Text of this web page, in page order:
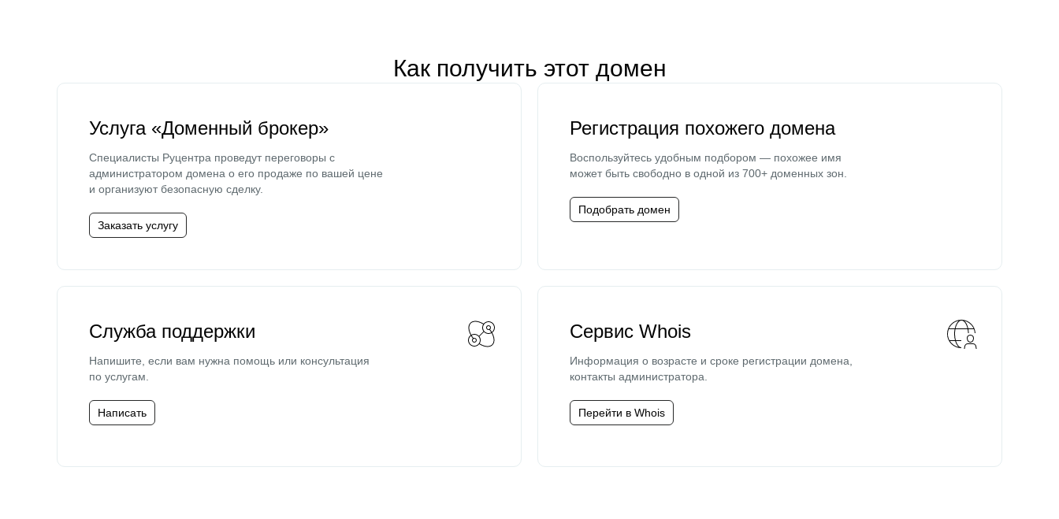
Как получить этот домен
Услуга «Доменный брокер»
Специалисты Руцентра проведут переговоры с
администратором домена о его продаже по вашей цене
и организуют безопасную сделку.
Заказать услугу
Регистрация похожего домена
Воспользуйтесь удобным подбором — похожее имя
может быть свободно в одной из 700+ доменных зон.
Подобрать домен
Служба поддержки
Напишите, если вам нужна помощь или консультация
по услугам.
Написать
Сервис Whois
Информация о возрасте и сроке регистрации домена,
контакты администратора.
Перейти в Whois